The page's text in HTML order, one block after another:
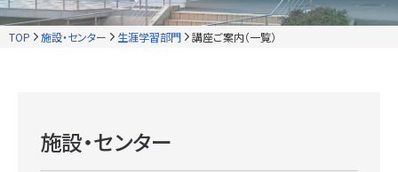
TOP 施設・センター 生涯学習部門 講座ご案内（一覧）
施設・センター